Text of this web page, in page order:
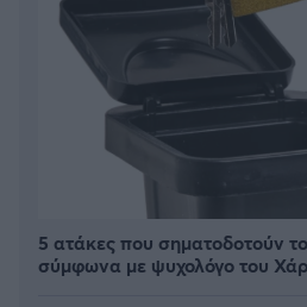
5 ατάκες που σηματοδοτούν
σύμφωνα με ψυχολόγο του